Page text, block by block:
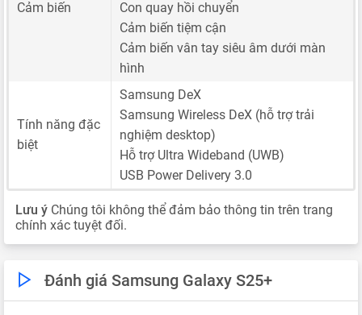
Cảm biến
Con quay hồi chuyển
Cảm biến tiệm cận
Cảm biến vân tay siêu âm dưới màn
hình
Tính năng đặc
biệt
Samsung DeX
Samsung Wireless DeX (hỗ trợ trải
nghiệm desktop)
Hỗ trợ Ultra Wideband (UWB)
USB Power Delivery 3.0
Lưu ý Chúng tôi không thể đảm bảo thông tin trên trang
chính xác tuyệt đối.
Đánh giá Samsung Galaxy S25+